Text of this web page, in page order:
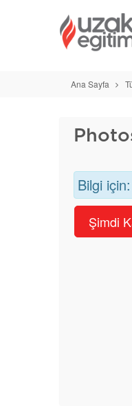
Ana Sayfa
Bilgi için:
Şimdi